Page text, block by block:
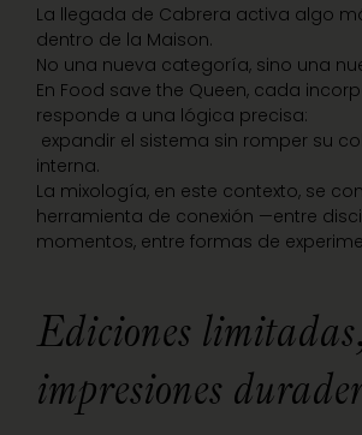
La llegada de Cabrera activa algo
dentro de la Maison.
No una nueva categoría, sino una
En Food save the Queen, cada
responde a una lógica precisa:
expandir el sistema sin romper su
interna.
La mixología, en este contexto, se
herramienta de conexión —entre
momentos, entre formas de
Ediciones
impresiones